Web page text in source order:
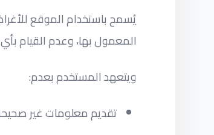
يُسمح باستخدام الموقع
المعمول بها، وعدم القيام
ويتعهد المستخدم بعدم:
تقديم معلومات غير